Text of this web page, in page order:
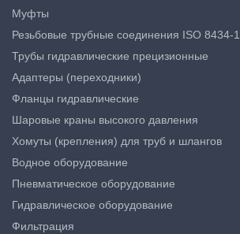
Муфты
Резьбовые трубные соединения ISO 8434-1
Трубы гидравлические прецизионные
Адаптеры (переходники)
Фланцы гидравлические
Шаровые краны высокого давления
Хомуты (крепления) для труб и шлангов
Водное оборудование
Пневматическое оборудование
Гидравлическое оборудование
Фильтрация